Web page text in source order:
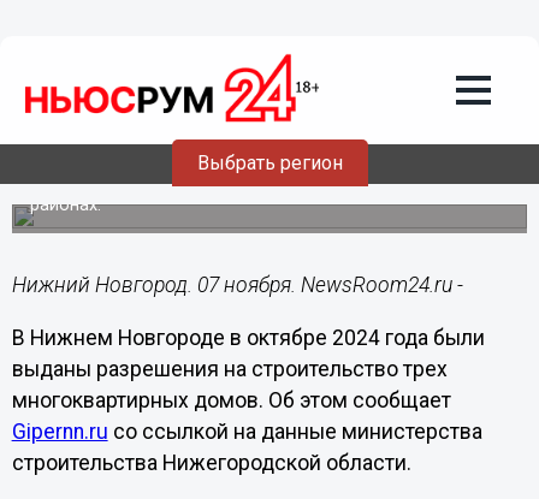
Выбрать регион
Разрешения на строительство трех
МКД в Нижнем Новгороде выдали в
октябре
Они разместятся в Автозаводском и Канавинском
районах.
Нижний Новгород. 07 ноября. NewsRoom24.ru -
В Нижнем Новгороде в октябре 2024 года были
выданы разрешения на строительство трех
многоквартирных домов. Об этом сообщает
Gipernn.ru со ссылкой на данные министерства
строительства Нижегородской области.